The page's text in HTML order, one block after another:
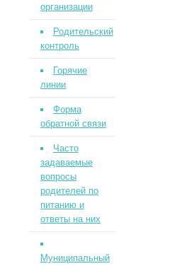
организации
Родительский
контроль
Горячие
линии
Форма
обратной связи
Часто
задаваемые
вопросы
родителей по
питанию и
ответы на них
Муниципальный